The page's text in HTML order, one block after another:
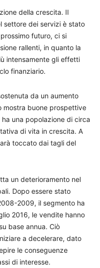
della crescita. Il
settore dei servizi è stato
futuro, ci si
rallenti, in quanto la
intensamente gli effetti
finanziario.
da un aumento
mostra buone prospettive
una popolazione di circa
di vita in crescita. A
toccato dai tagli del
un deterioramento nel
Dopo essere stato
2009, il segmento ha
2016, le vendite hanno
base annua. Ciò
a decelerare, dato
le conseguenze
di interesse.